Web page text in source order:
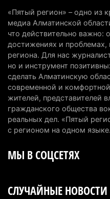
тарифы
6 августа 2026 г. 14:36
Сильнейшие
сборы в Алматинскую
6 августа 2026 г. 12:12
Первый раз с ИИ в
первоклассников
интеллекту
Казахстанцы назвали
6 августа 2026 г. 09:52
«Пятый регион» – одно из
медиа Алматинской
что действительно важно:
достижениях и
региона. Для нас
но и инструмент
сделать Алматинскую
современной и
жителей, представителей
гражданского общества
реальных дел. «Пятый
с регионом на одном языке.
МЫ В СОЦСЕТЯХ
СЛУЧАЙНЫЕ НОВОСТИ